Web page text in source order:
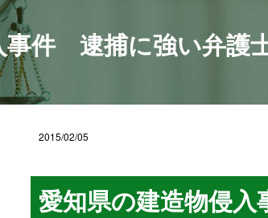
事件 逮捕に強い弁護
2015/02/05
愛知県の建造物侵